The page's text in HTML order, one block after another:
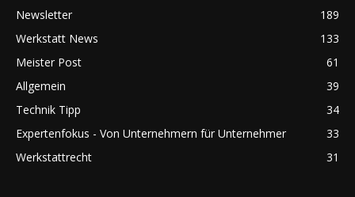
Newsletter
189
Werkstatt News
133
Meister Post
61
Allgemein
39
Technik Tipp
34
Expertenfokus - Von Unternehmern für Unternehmer
33
Werkstattrecht
31